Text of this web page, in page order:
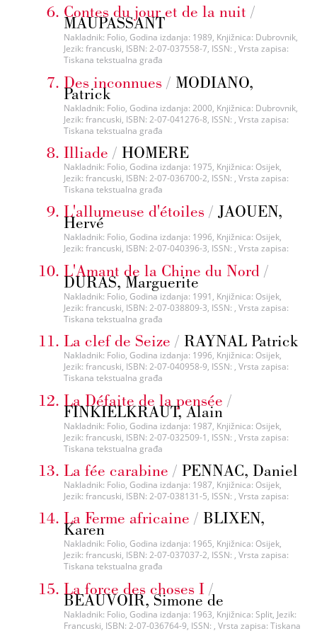
Contes du jour et de la nuit /
MAUPASSANT
Nakladnik: Folio, Godina izdanja: 1989, Knjižnica: Dubrovnik,
Jezik: francuski, ISBN: 2-07-037558-7, ISSN: , Vrsta zapisa:
Tiskana tekstualna građa
Des inconnues / MODIANO,
Patrick
Nakladnik: Folio, Godina izdanja: 2000, Knjižnica: Dubrovnik,
Jezik: francuski, ISBN: 2-07-041276-8, ISSN: , Vrsta zapisa:
Tiskana tekstualna građa
Illiade / HOMERE
Nakladnik: Folio, Godina izdanja: 1975, Knjižnica: Osijek,
Jezik: francuski, ISBN: 2-07-036700-2, ISSN: , Vrsta zapisa:
Tiskana tekstualna građa
L'allumeuse d'étoiles / JAOUEN,
Hervé
Nakladnik: Folio, Godina izdanja: 1996, Knjižnica: Osijek,
Jezik: francuski, ISBN: 2-07-040396-3, ISSN: , Vrsta zapisa:
L'Amant de la Chine du Nord /
DURAS, Marguerite
Nakladnik: Folio, Godina izdanja: 1991, Knjižnica: Osijek,
Jezik: francuski, ISBN: 2-07-038809-3, ISSN: , Vrsta zapisa:
Tiskana tekstualna građa
La clef de Seize / RAYNAL Patrick
Nakladnik: Folio, Godina izdanja: 1996, Knjižnica: Osijek,
Jezik: francuski, ISBN: 2-07-040958-9, ISSN: , Vrsta zapisa:
Tiskana tekstualna građa
La Défaite de la pensée /
FINKIELKRAUT, Alain
Nakladnik: Folio, Godina izdanja: 1987, Knjižnica: Osijek,
Jezik: francuski, ISBN: 2-07-032509-1, ISSN: , Vrsta zapisa:
Tiskana tekstualna građa
La fée carabine / PENNAC, Daniel
Nakladnik: Folio, Godina izdanja: 1987, Knjižnica: Osijek,
Jezik: francuski, ISBN: 2-07-038131-5, ISSN: , Vrsta zapisa:
La Ferme africaine / BLIXEN,
Karen
Nakladnik: Folio, Godina izdanja: 1965, Knjižnica: Osijek,
Jezik: francuski, ISBN: 2-07-037037-2, ISSN: , Vrsta zapisa:
Tiskana tekstualna građa
La force des choses I /
BEAUVOIR, Simone de
Nakladnik: Folio, Godina izdanja: 1963, Knjižnica: Split, Jezik:
Francuski, ISBN: 2-07-036764-9, ISSN: , Vrsta zapisa: Tiskana